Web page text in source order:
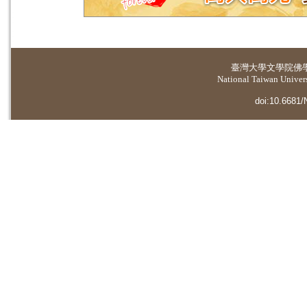
臺灣大學文學院佛
National Taiwan
doi:10.6681/